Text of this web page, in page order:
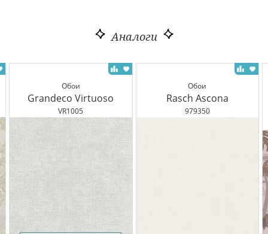
Аналоги
Обои
Grandeco Virtuoso
VR1005
Обои
Rasch Ascona
979350